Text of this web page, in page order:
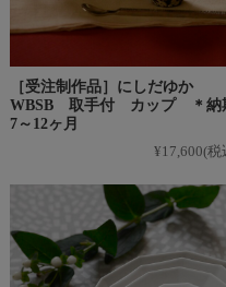
［受注制作品］にしだゆか
WBSB 取手付 カップ ＊納
7～12ヶ月
¥17,600(税